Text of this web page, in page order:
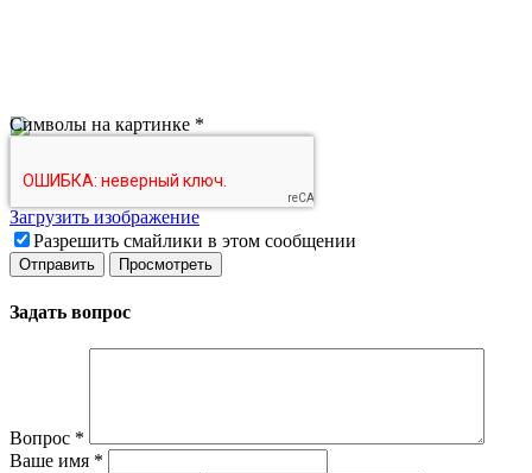
Символы на картинке *
Загрузить изображение
Разрешить смайлики в этом сообщении
Задать вопрос
Вопрос *
Ваше имя *